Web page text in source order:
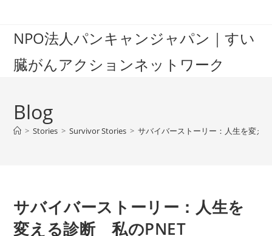
contentNPO法人パンキャンジャパン｜すい
臓がんアクションネットワーク
Blog
> Stories > Survivor Stories > サバイバーストーリー：人生を変え
サバイバーストーリー：人生を
変える診断 私のPNET